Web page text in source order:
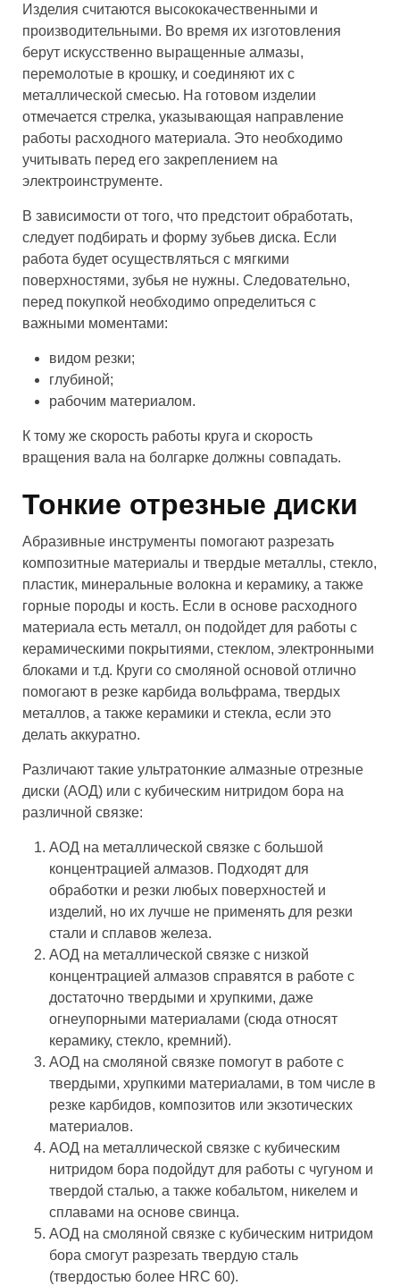
Изделия считаются высококачественными и
производительными. Во время их изготовления
берут искусственно выращенные алмазы,
перемолотые в крошку, и соединяют их с
металлической смесью. На готовом изделии
отмечается стрелка, указывающая направление
работы расходного материала. Это необходимо
учитывать перед его закреплением на
электроинструменте.
В зависимости от того, что предстоит обработать,
следует подбирать и форму зубьев диска. Если
работа будет осуществляться с мягкими
поверхностями, зубья не нужны. Следовательно,
перед покупкой необходимо определиться с
важными моментами:
видом резки;
глубиной;
рабочим материалом.
К тому же скорость работы круга и скорость
вращения вала на болгарке должны совпадать.
Тонкие отрезные диски
Абразивные инструменты помогают разрезать
композитные материалы и твердые металлы, стекло,
пластик, минеральные волокна и керамику, а также
горные породы и кость. Если в основе расходного
материала есть металл, он подойдет для работы с
керамическими покрытиями, стеклом, электронными
блоками и т.д. Круги со смоляной основой отлично
помогают в резке карбида вольфрама, твердых
металлов, а также керамики и стекла, если это
делать аккуратно.
Различают такие ультратонкие алмазные отрезные
диски (АОД) или с кубическим нитридом бора на
различной связке:
АОД на металлической связке с большой
концентрацией алмазов. Подходят для
обработки и резки любых поверхностей и
изделий, но их лучше не применять для резки
стали и сплавов железа.
АОД на металлической связке с низкой
концентрацией алмазов справятся в работе с
достаточно твердыми и хрупкими, даже
огнеупорными материалами (сюда относят
керамику, стекло, кремний).
АОД на смоляной связке помогут в работе с
твердыми, хрупкими материалами, в том числе в
резке карбидов, композитов или экзотических
материалов.
АОД на металлической связке с кубическим
нитридом бора подойдут для работы с чугуном и
твердой сталью, а также кобальтом, никелем и
сплавами на основе свинца.
АОД на смоляной связке с кубическим нитридом
бора смогут разрезать твердую сталь
(твердостью более HRC 60).